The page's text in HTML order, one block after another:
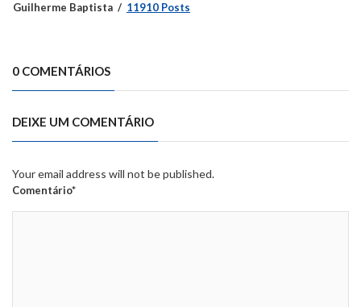
Guilherme Baptista 11910 Posts
0 COMENTÁRIOS
DEIXE UM COMENTÁRIO
Your email address will not be published.
Comentário*